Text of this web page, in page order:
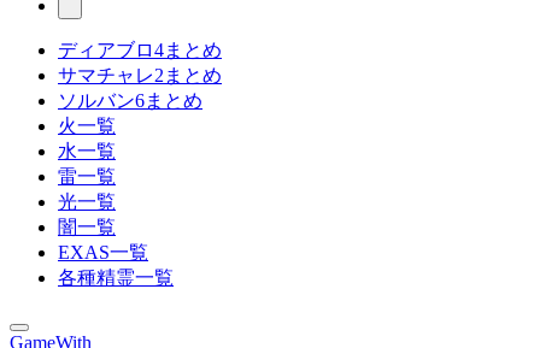
ディアブロ4まとめ
サマチャレ2まとめ
ソルバン6まとめ
火一覧
水一覧
雷一覧
光一覧
闇一覧
EXAS一覧
各種精霊一覧
GameWith